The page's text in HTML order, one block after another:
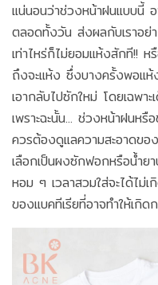
แน่นอนว่าช่วงหน้าฝนแบบนี้
ตลอดทั้งวัน ส่งผลกับเราอย่า
เท่าไหร่ก็ไม่ยอมแห้งสักที!!
ถึงจะแห้ง ซึ่งบางครั้งพอแห้
เอากลับไปซักใหม่ โดยเฉพ
เพราะฉะนั้น... ช่วงหน้าฝนห
ควรต้องดูแลความสะอาดขอ
เลือกเป็นผงซักฟอกหรือน้ำย
หอม ๆ เวลาสวมใส่จะได้ไม่
ของแบคทีเรียที่อาจทำให้เกิด